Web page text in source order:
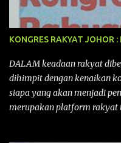
KONGRES RAKYAT JOHOR
DALAM keadaan rakyat
dihimpit dengan kenaikan
siapa yang akan menjadi
merupakan platform rakyat